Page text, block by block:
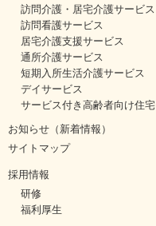
訪問介護・居宅介護サービス
訪問看護サービス
居宅介護支援サービス
通所介護サービス
短期入所生活介護サービス
デイサービス
サービス付き高齢者向け住宅
お知らせ（新着情報）
サイトマップ
採用情報
研修
福利厚生